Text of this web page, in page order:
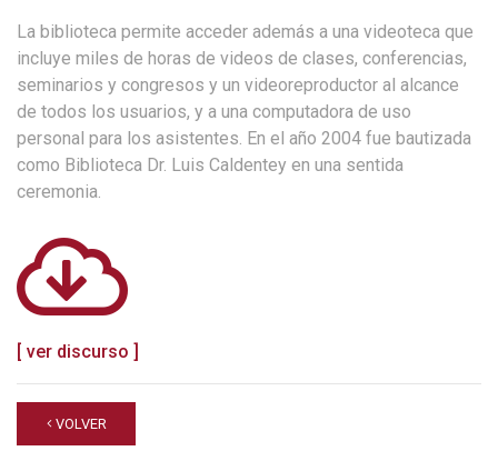
La biblioteca permite acceder además a una videoteca que
incluye miles de horas de videos de clases, conferencias,
seminarios y congresos y un videoreproductor al alcance
de todos los usuarios, y a una computadora de uso
personal para los asistentes. En el año 2004 fue bautizada
como Biblioteca Dr. Luis Caldentey en una sentida
ceremonia.
[ ver discurso ]
VOLVER